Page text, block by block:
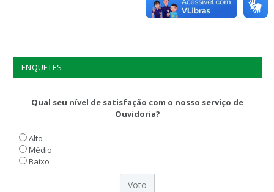
ENQUETES
Qual seu nível de satisfação com o nosso serviço de
Ouvidoria?
Alto
Médio
Baixo